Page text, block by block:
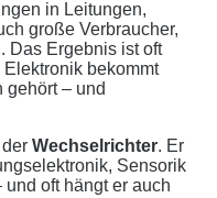
in Leitungen,
große Verbraucher,
Das Ergebnis ist oft
bekommt
gehört – und
Wechselrichter. Er
Sensorik
oft hängt er auch